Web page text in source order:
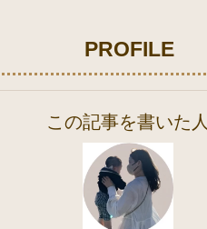
PROFILE
この記事を書いた人